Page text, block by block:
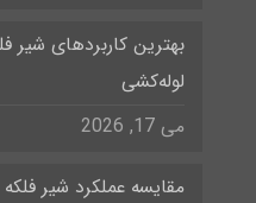
بهترین کاربردهای شیر
لوله‌کشی
می 17, 2026
مقایسه عملکرد شیر